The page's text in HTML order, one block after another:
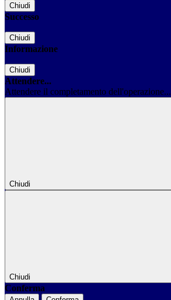
Chiudi
Successo
Chiudi
Informazione
Chiudi
Attendere...
Attendere il completamento dell'operazione...
Chiudi
Chiudi
Conferma